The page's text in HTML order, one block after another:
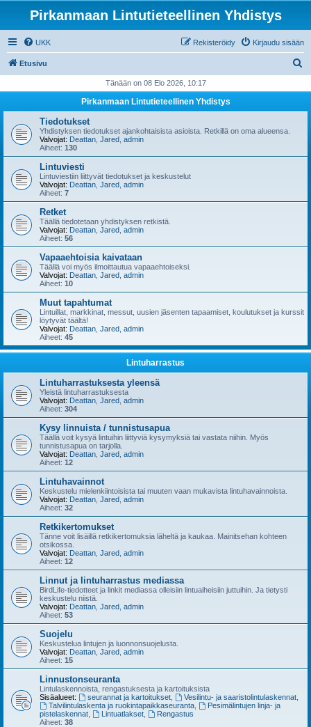
Pirkanmaan Lintutieteellinen Yhdistys
UKK Kirjaudu sisään
Rekisteröidy
Etusivu
i
Tänään on 08 Elo 2026, 10:17
Pirkanmaan Lintutieteellinen Yhdistys
Tiedotukset
Yhdistyksen tiedotukset ajankohtaisista asioista. Retkillä on oma alueensa.
Valvojat: Deattan Jared admin
Aiheet: 130
Lintuviesti
Lintuviestiin liittyvät tiedotukset ja keskustelut
Valvojat: Deattan Jared admin
Aiheet: 7
Retket
Täällä tiedotetaan yhdistyksen retkistä.
Valvojat: Deattan Jared admin
Aiheet: 56
Vapaaehtoisia kaivataan
Täällä voi myös ilmoittautua vapaaehtoiseksi.
Valvojat: Deattan Jared admin
Aiheet: 10
Muut tapahtumat
Lintuillat, markkinat, messut, uusien jäsenten tapaamiset, koulutukset ja kurssit
löytyvät täältä!
Valvojat: Deattan Jared admin
Aiheet: 45
Lintuharrastus
Lintuharrastuksesta yleensä
Yleistä lintuharrastuksesta
Valvojat: Deattan Jared admin
Aiheet: 304
Kysy linnuista / tunnistusapua
Täällä voit kysyä lintuihin liittyviä kysymyksiä tai vastata niihin. Myös
tunnistusapua on tarjolla.
Valvojat: Deattan Jared admin
Aiheet: 12
Lintuhavainnot
Keskustelu mielenkiintoisista tai muuten vaan mukavista lintuhavainnoista.
Valvojat: Deattan Jared admin
Aiheet: 32
Retkikertomukset
Tänne voit lisäillä retkikertomuksia läheltä ja kaukaa. Mainitsehan kohteen
otsikossa.
Valvojat: Deattan Jared admin
Aiheet: 12
Linnut ja lintuharrastus mediassa
BirdLife-tiedotteet ja linkit mediassa olleisiin lintuaiheisiin juttuihin. Ja tietysti
keskustelu niistä.
Valvojat: Deattan Jared admin
Aiheet: 53
Suojelu
Keskustelua lintujen ja luonnonsuojelusta.
Valvojat: Deattan Jared admin
Aiheet: 15
Linnustonseuranta
Lintulaskennoista, rengastuksesta ja kartoituksista
Sisäalueet:
seurannat ja kartoitukset, Vesilintu- ja saaristolintulaskennat,
Talvilintulaskenta ja ruokintapaikkaseuranta,
Pesimälintujen linja- ja
pistelaskennat
Lintuatlakset,
Rengastus
Aiheet: 38